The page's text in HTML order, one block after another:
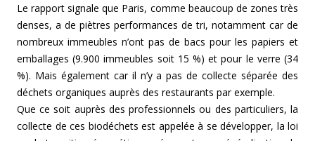
Le rapport signale que Paris, comme beaucoup de zones très
denses, a de piètres performances de tri, notamment car de
nombreux immeubles n’ont pas de bacs pour les papiers et
emballages (9.900 immeubles soit 15 %) et pour le verre (34
%). Mais également car il n’y a pas de collecte séparée des
déchets organiques auprès des restaurants par exemple.
Que ce soit auprès des professionnels ou des particuliers, la
collecte de ces biodéchets est appelée à se développer, la loi